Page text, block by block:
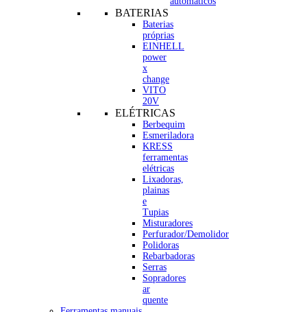
BATERIAS
Baterias
próprias
EINHELL
power
x
change
VITO
20V
ELÉTRICAS
Berbequim
Esmeriladora
KRESS
ferramentas
elétricas
Lixadoras,
plainas
e
Tupias
Misturadores
Perfurador/Demolidor
Polidoras
Rebarbadoras
Serras
Sopradores
ar
quente